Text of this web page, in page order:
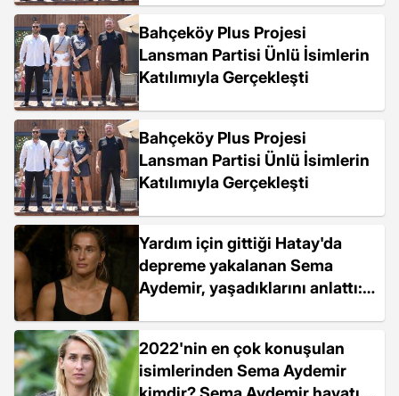
Bahçeköy Plus Projesi
Lansman Partisi Ünlü İsimlerin
Katılımıyla Gerçekleşti
Bahçeköy Plus Projesi
Lansman Partisi Ünlü İsimlerin
Katılımıyla Gerçekleşti
Yardım için gittiği Hatay'da
depreme yakalanan Sema
Aydemir, yaşadıklarını anlattı:
2022'nin en çok konuşulan
isimlerinden Sema Aydemir